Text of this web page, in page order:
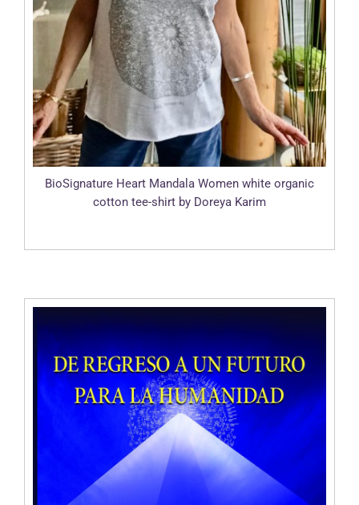
BioSignature Heart Mandala Women white organic
cotton tee-shirt by Doreya Karim